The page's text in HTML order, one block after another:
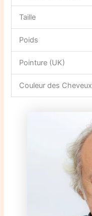
Taille
Poids
Pointure (UK)
Couleur des Cheveux